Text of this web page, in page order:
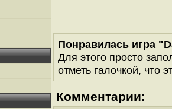
Понравилась игра
Для этого просто
отметь галочкой, что
Комментарии: